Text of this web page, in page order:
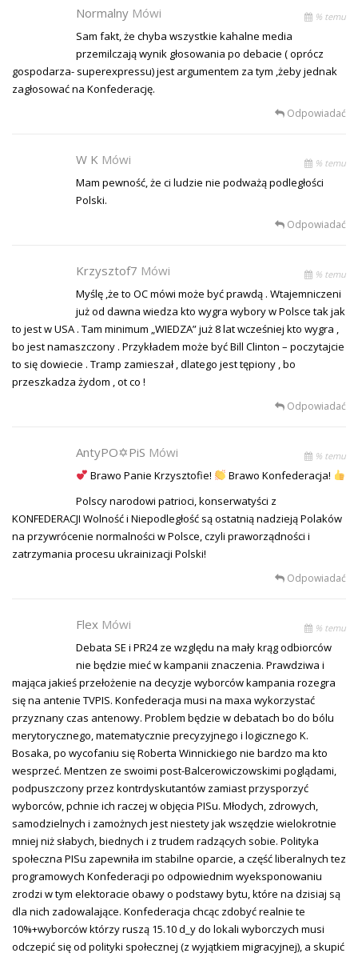
Normalny Mówi % temu
Sam fakt, że chyba wszystkie kahalne media
przemilczają wynik głosowania po debacie ( oprócz
gospodarza- superexpressu) jest argumentem za tym ,żeby jednak
zagłosować na Konfederację.
Odpowiadać
W K Mówi % temu
Mam pewność, że ci ludzie nie podważą podległości
Polski.
Odpowiadać
Krzysztof7 Mówi % temu
Myślę ,że to OC mówi może być prawdą . Wtajemniczeni
już od dawna wiedza kto wygra wybory w Polsce tak jak
to jest w USA . Tam minimum „WIEDZA” już 8 lat wcześniej kto wygra ,
bo jest namaszczony . Przykładem może być Bill Clinton – poczytajcie
to się dowiecie . Tramp zamieszał , dlatego jest tępiony , bo
przeszkadza żydom , ot co !
Odpowiadać
AntyPO✡PiS Mówi % temu
Brawo Panie Krzysztofie!
Brawo Konfederacja!
Polscy narodowi patrioci, konserwatyści z
KONFEDERACJI Wolność i Niepodległość są ostatnią nadzieją Polaków
na przywrócenie normalności w Polsce, czyli praworządności i
zatrzymania procesu ukrainizacji Polski!
Odpowiadać
Flex Mówi % temu
Debata SE i PR24 ze względu na mały krąg odbiorców
nie będzie mieć w kampanii znaczenia. Prawdziwa i
mająca jakieś przełożenie na decyzje wyborców kampania rozegra
się na antenie TVPIS. Konfederacja musi na maxa wykorzystać
przyznany czas antenowy. Problem będzie w debatach bo do bólu
merytorycznego, matematycznie precyzyjnego i logicznego K.
Bosaka, po wycofaniu się Roberta Winnickiego nie bardzo ma kto
wesprzeć. Mentzen ze swoimi post-Balcerowiczowskimi poglądami,
podpuszczony przez kontrdyskutantów zamiast przysporzyć
wyborców, pchnie ich raczej w objęcia PISu. Młodych, zdrowych,
samodzielnych i zamożnych jest niestety jak wszędzie wielokrotnie
mniej niż słabych, biednych i z trudem radzących sobie. Polityka
społeczna PISu zapewniła im stabilne oparcie, a część liberalnych tez
programowych Konfederacji po odpowiednim wyeksponowaniu
zrodzi w tym elektoracie obawy o podstawy bytu, które na dzisiaj są
dla nich zadowalające. Konfederacja chcąc zdobyć realnie te
10%+wyborców którzy ruszą 15.10 d_y do lokali wyborczych musi
odczepić się od polityki społecznej (z wyjątkiem migracyjnej), a skupić